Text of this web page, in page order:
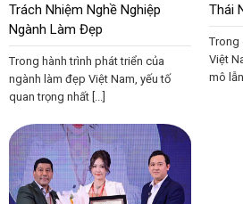
Trách Nhiệm Nghề Nghiệp
Ngành Làm Đẹp
Trong hành trình phát triển của
ngành làm đẹp Việt Nam, yếu tố
quan trọng nhất [...]
Thái
Trong
Việt
mô lẫn